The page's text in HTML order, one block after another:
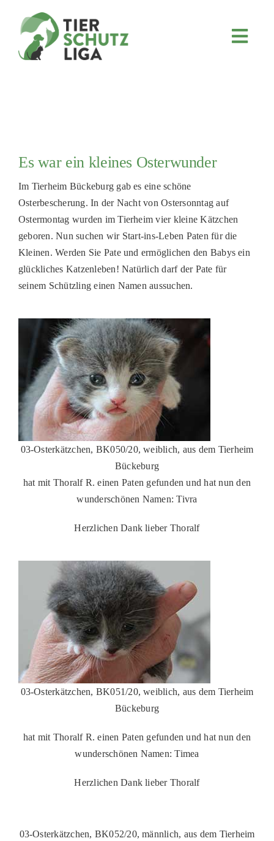
FÖRDERN & VERERBEN
KOOPERATIONEN
4KIDS
TIERHEIMTIERE
TIERHEIME
PATENSCHAFTEN
HELFER WERDEN
RATGEBER
Es war ein kleines Osterwunder
Im Tierheim Bückeburg gab es eine schöne
Osterbescherung. In der Nacht von Ostersonntag auf
Ostermontag wurden im Tierheim vier kleine Kätzchen
geboren. Nun suchen wir Start-ins-Leben Paten für die
Kleinen. Werden Sie Pate und ermöglichen den Babys ein
glückliches Katzenleben! Natürlich darf der Pate für
seinem Schützling einen Namen aussuchen.
03-Osterkätzchen, BK050/20, weiblich, aus dem Tierheim
Bückeburg
hat mit Thoralf R. einen Paten gefunden und hat nun den
wunderschönen Namen: Tivra
Herzlichen Dank lieber Thoralf
03-Osterkätzchen, BK051/20, weiblich, aus dem Tierheim
Bückeburg
hat mit Thoralf R. einen Paten gefunden und hat nun den
wunderschönen Namen: Timea
Herzlichen Dank lieber Thoralf
03-Osterkätzchen, BK052/20, männlich, aus dem Tierheim